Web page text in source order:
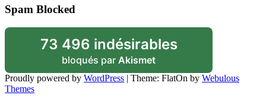
Spam Blocked
73 496 indésirables
bloqués par Akismet
Proudly powered by WordPress | Theme: FlatOn by Webulous
Themes